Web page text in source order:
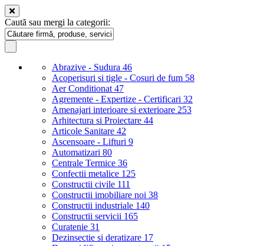
Caută sau mergi la categorii:
Abrazive - Sudura 46
Acoperisuri si tigle - Cosuri de fum 58
Aer Conditionat 47
Agremente - Expertize - Certificari 32
Amenajari interioare si exterioare 253
Arhitectura si Proiectare 44
Articole Sanitare 42
Ascensoare - Lifturi 9
Automatizari 80
Centrale Termice 36
Confectii metalice 125
Constructii civile 111
Constructii imobiliare noi 38
Constructii industriale 140
Constructii servicii 165
Curatenie 31
Dezinsectie si deratizare 17